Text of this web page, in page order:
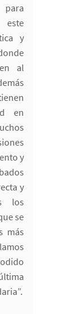
este
y
al
en
y
y
los
se
más